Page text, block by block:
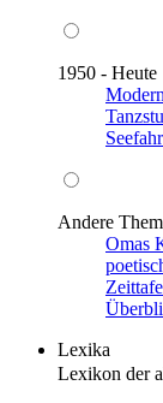
1950 - Heute
Andere
Omas
Lexika
Lexikon der